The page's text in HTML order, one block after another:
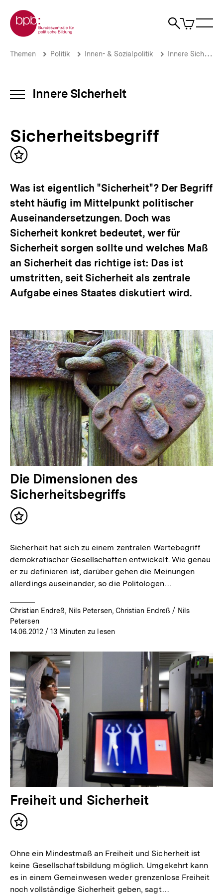
zum
Seiteninhalt
springen
Zur Startseite der bpb
Suche
Artikel
im
Sicherheitsbegriff
bpb.de
Brotkrümelnavigation
Pfadnavigation
Themen Politik Innen- & Sozialpolitik Innere Sicherheit
INHALTSNAVIGATION
Innere Sicherheit
Sicherheitsbegriff
Inhalt
Was ist eigentlich "Sicherheit"? Der Begriff
steht häufig im Mittelpunkt politischer
Auseinandersetzungen. Doch was
Sicherheit konkret bedeutet, wer für
Sicherheit sorgen sollte und welches Maß
an Sicherheit das richtige ist: Das ist
umstritten, seit Sicherheit als zentrale
Aufgabe eines Staates diskutiert wird.
Die Dimensionen des
Sicherheitsbegriffs
Inhalt
Sicherheit hat sich zu einem zentralen Wertebegriff
demokratischer Gesellschaften entwickelt. Wie genau
er zu definieren ist, darüber gehen die Meinungen
allerdings auseinander, so die Politologen…
Christian Endreß, Nils Petersen, Christian Endreß / Nils
Petersen
14.06.2012/ 13 Minuten zu lesen
Freiheit und Sicherheit
Inhalt
Ohne ein Mindestmaß an Freiheit und Sicherheit ist
keine Gesellschaftsbildung möglich. Umgekehrt kann
es in einem Gemeinwesen weder grenzenlose Freiheit
noch vollständige Sicherheit geben, sagt…